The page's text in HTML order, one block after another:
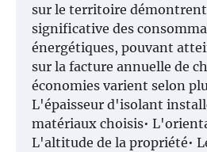
sur le territoire
significative des
énergétiques, pouvant
sur la facture annuelle de
économies varient selon
L'épaisseur d'isolant
matériaux choisis•
L'altitude de la propriété•